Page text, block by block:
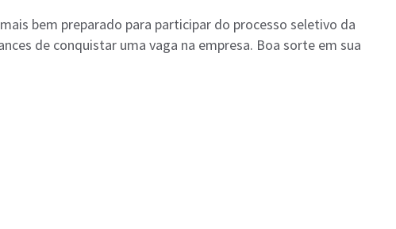
bem preparado para participar do processo seletivo da
de conquistar uma vaga na empresa. Boa sorte em sua